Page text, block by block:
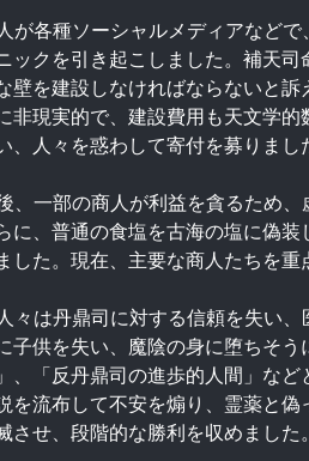
が各種ソーシャルメディアなど
ックを引き起こしました。補天
壁を建設しなければならないと
非現実的で、建設費用も天文学
、人々を惑わして寄付を募りまし
、一部の商人が利益を貪るため
に、普通の食塩を古海の塩に偽
した。現在、主要な商人たちを
々は丹鼎司に対する信頼を失い
子供を失い、魔陰の身に堕ちそ
、「反丹鼎司の進歩的人間」な
を流布して不安を煽り、霊薬と
させ、段階的な勝利を収めまし